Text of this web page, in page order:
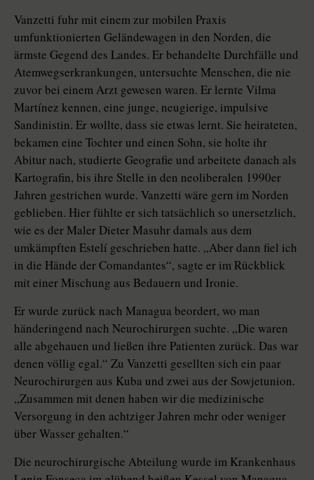
Vanzetti fuhr mit einem zur mobilen Praxis
umfunktionierten Geländewagen in den Norden, die
ärmste Gegend des Landes. Er behandelte Durchfälle und
Atemwegserkrankungen, untersuchte Menschen, die nie
zuvor bei einem Arzt gewesen waren. Er lernte Vilma
Martínez kennen, eine junge, neugierige, impulsive
Sandinistin. Er wollte, dass sie etwas lernt. Sie heirateten,
bekamen eine Tochter und einen Sohn, sie holte ihr
Abitur nach, studierte Geografie und arbeitete danach als
Kartografin, bis ihre Stelle in den neoliberalen 1990er
Jahren gestrichen wurde. Vanzetti wäre gern im Norden
geblieben. Hier fühlte er sich tatsächlich so unersetzlich,
wie es der Maler Dieter Masuhr damals aus dem
umkämpften Estelí geschrieben hatte. „Aber dann fiel ich
in die Hände der Comandantes“, sagte er im Rückblick
mit einer Mischung aus Bedauern und Ironie.
Er wurde zurück nach Managua beordert, wo man
händeringend nach Neurochirurgen suchte. „Die waren
alle abgehauen und ließen ihre Patienten zurück. Das war
denen völlig egal.“ Zu Vanzetti gesellten sich ein paar
Neurochirurgen aus Kuba und zwei aus der Sowjetunion.
„Zusammen mit denen haben wir die medizinische
Versorgung in den achtziger Jahren mehr oder weniger
über Wasser gehalten.“
Die neurochirurgische Abteilung wurde im Krankenhaus